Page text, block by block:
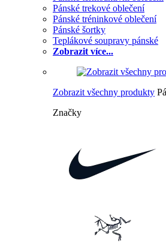
Pánské trekové oblečení
Pánské tréninkové oblečení
Pánské šortky
Teplákové soupravy pánské
Zobrazit více...
Zobrazit všechny produkty
Značky